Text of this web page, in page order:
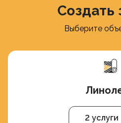
Создать
Выберите
2 услуги